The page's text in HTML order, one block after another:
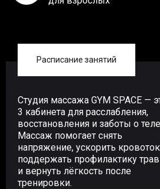
Студия массажа GYM SPACE —
3 кабинета для расслабления,
восстановления и заботы о
Массаж помогает снять
напряжение, ускорить
поддержать профилактику
и вернуть лёгкость после
тренировки.
Расписание занятий